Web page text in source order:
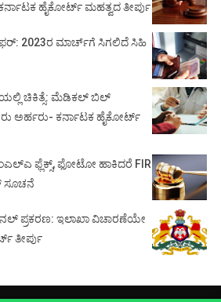
ಹೈಕೋರ್ಟ್ ಮಹತ್ವದ ತೀರ್ಪು
2023ರ ಮಾರ್ಚ್‌ಗೆ ಸಿಗಲಿದೆ ಸಿಹಿ
ಚಿಕಿತ್ಸೆ: ಮೆಡಿಕಲ್ ಬಿಲ್
ಅರ್ಹರು- ಕರ್ನಾಟಕ ಹೈಕೋರ್ಟ್
ಫ್ಲೆಕ್ಸ್‌, ಫೋಟೋ ಹಾಕಿದರೆ FIR
ಸೂಚನೆ
ಪ್ರಕರಣ: ಇಲಾಖಾ ವಿಚಾರಣೆಯೇ
ತೀರ್ಪು